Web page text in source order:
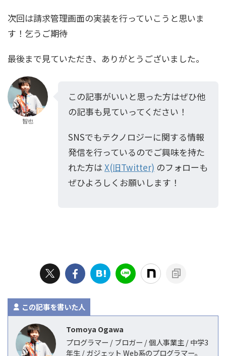
次回は請求管理画面の実装を行っていこうと思いま
す！乞うご期待
最後まで見ていただき、ありがとうございました。
智也
この記事がいいと思った方はぜひ他
の記事も見ていってください！
SNSでもテクノロジーに関する情報
発信を行っているのでご興味を持た
れた方はX(旧Twitter) のフォローも
ぜひよろしくお願いします！
この記事を書いた人
Tomoya Ogawa
プログラマー / ブロガー / 個人事業主 / 中学3
年生 / ガジェット Web系のプログラマー。